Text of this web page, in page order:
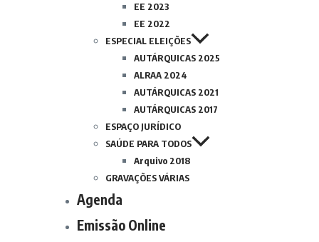
EE 2023
EE 2022
ESPECIAL ELEIÇÕES
AUTÁRQUICAS 2025
ALRAA 2024
AUTÁRQUICAS 2021
AUTÁRQUICAS 2017
ESPAÇO JURÍDICO
SAÚDE PARA TODOS
Arquivo 2018
GRAVAÇÕES VÁRIAS
Agenda
Emissão Online